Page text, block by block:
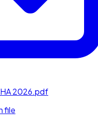
2026.pdf
file